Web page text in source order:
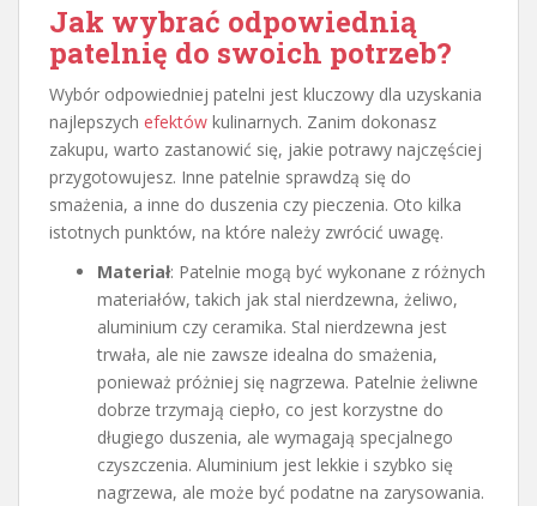
Jak wybrać odpowiednią
patelnię do swoich potrzeb?
Wybór odpowiedniej patelni jest kluczowy dla uzyskania
najlepszych efektów kulinarnych. Zanim dokonasz
zakupu, warto zastanowić się, jakie potrawy najczęściej
przygotowujesz. Inne patelnie sprawdzą się do
smażenia, a inne do duszenia czy pieczenia. Oto kilka
istotnych punktów, na które należy zwrócić uwagę.
Materiał: Patelnie mogą być wykonane z różnych
materiałów, takich jak stal nierdzewna, żeliwo,
aluminium czy ceramika. Stal nierdzewna jest
trwała, ale nie zawsze idealna do smażenia,
ponieważ próżniej się nagrzewa. Patelnie żeliwne
dobrze trzymają ciepło, co jest korzystne do
długiego duszenia, ale wymagają specjalnego
czyszczenia. Aluminium jest lekkie i szybko się
nagrzewa, ale może być podatne na zarysowania.